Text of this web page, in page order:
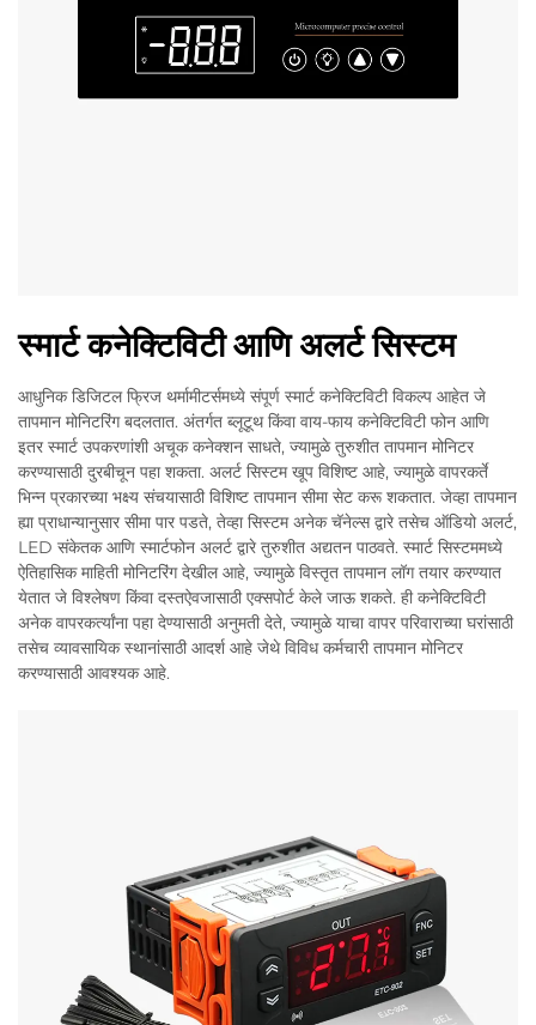
स्मार्ट कनेक्टिविटी आणि अलर्ट सिस्टम
आधुनिक डिजिटल फ्रिज थर्मामीटर्समध्ये संपूर्ण स्मार्ट कनेक्टिविटी विकल्प आहेत जे
तापमान मोनिटरिंग बदलतात. अंतर्गत ब्लूटूथ किंवा वाय-फाय कनेक्टिविटी फोन आणि
इतर स्मार्ट उपकरणांशी अचूक कनेक्शन साधते, ज्यामुळे तुरुशीत तापमान मोनिटर
करण्यासाठी दुरबीचून पहा शकता. अलर्ट सिस्टम खूप विशिष्ट आहे, ज्यामुळे वापरकर्ते
भिन्न प्रकारच्या भक्ष्य संचयासाठी विशिष्ट तापमान सीमा सेट करू शकतात. जेव्हा तापमान
ह्या प्राधान्यानुसार सीमा पार पडते, तेव्हा सिस्टम अनेक चॅनेल्स द्वारे तसेच ऑडियो अलर्ट,
LED संकेतक आणि स्मार्टफोन अलर्ट द्वारे तुरुशीत अद्यतन पाठवते. स्मार्ट सिस्टममध्ये
ऐतिहासिक माहिती मोनिटरिंग देखील आहे, ज्यामुळे विस्तृत तापमान लॉग तयार करण्यात
येतात जे विश्लेषण किंवा दस्तऐवजासाठी एक्सपोर्ट केले जाऊ शकते. ही कनेक्टिविटी
अनेक वापरकर्त्यांना पहा देण्यासाठी अनुमती देते, ज्यामुळे याचा वापर परिवाराच्या घरांसाठी
तसेच व्यावसायिक स्थानांसाठी आदर्श आहे जेथे विविध कर्मचारी तापमान मोनिटर
करण्यासाठी आवश्यक आहे.